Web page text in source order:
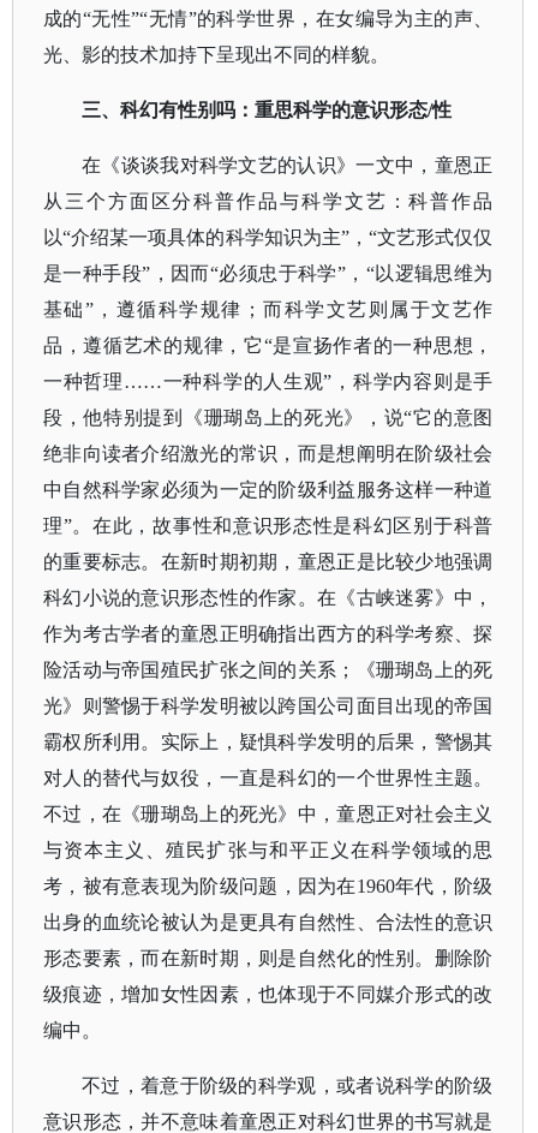
成的“无性”“无情”的科学世界，在女编导为主的声、
光、影的技术加持下呈现出不同的样貌。
三、科幻有性别吗：重思科学的意识形态/性
在《谈谈我对科学文艺的认识》一文中，童恩正
从三个方面区分科普作品与科学文艺：科普作品
以“介绍某一项具体的科学知识为主”，“文艺形式仅仅
是一种手段”，因而“必须忠于科学”，“以逻辑思维为
基础”，遵循科学规律；而科学文艺则属于文艺作
品，遵循艺术的规律，它“是宣扬作者的一种思想，
一种哲理……一种科学的人生观”，科学内容则是手
段，他特别提到《珊瑚岛上的死光》，说“它的意图
绝非向读者介绍激光的常识，而是想阐明在阶级社会
中自然科学家必须为一定的阶级利益服务这样一种道
理”。在此，故事性和意识形态性是科幻区别于科普
的重要标志。在新时期初期，童恩正是比较少地强调
科幻小说的意识形态性的作家。在《古峡迷雾》中，
作为考古学者的童恩正明确指出西方的科学考察、探
险活动与帝国殖民扩张之间的关系；《珊瑚岛上的死
光》则警惕于科学发明被以跨国公司面目出现的帝国
霸权所利用。实际上，疑惧科学发明的后果，警惕其
对人的替代与奴役，一直是科幻的一个世界性主题。
不过，在《珊瑚岛上的死光》中，童恩正对社会主义
与资本主义、殖民扩张与和平正义在科学领域的思
考，被有意表现为阶级问题，因为在1960年代，阶级
出身的血统论被认为是更具有自然性、合法性的意识
形态要素，而在新时期，则是自然化的性别。删除阶
级痕迹，增加女性因素，也体现于不同媒介形式的改
编中。
不过，着意于阶级的科学观，或者说科学的阶级
意识形态，并不意味着童恩正对科幻世界的书写就是